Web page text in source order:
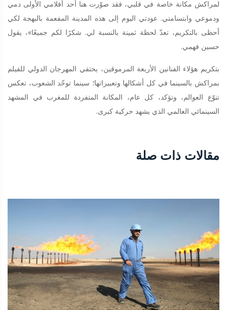
لمراكش مكانة خاصة في قلبي، فقد صوّرت هنا أحد أفلامي الأولى دمي
ودموعي وابتسامتي. عودتي اليوم إلى هذه المدينة المفعمة بالبهجة لكي
أحظى بالتكريم، تعدّ لحظة ثمينة بالنسبة لي. شكرًا لكم جميعًا»، يقول
حسين فهمي.
بتكريم هؤلاء الفنانين الأربعة المرموقين، يحتفي المهرجان الدولي للفيلم
بمراكش بالسينما في كل أشكالها وتعبيراتها؛ سينما توحّد الشعوب، تعكس
تنوّع العوالم، وتؤكد، كل عام، المكانة المتفردة للمغرب في المشهد
السينمائي العالمي الذي يشهد حركية كبرى.
مقالات ذات صلة